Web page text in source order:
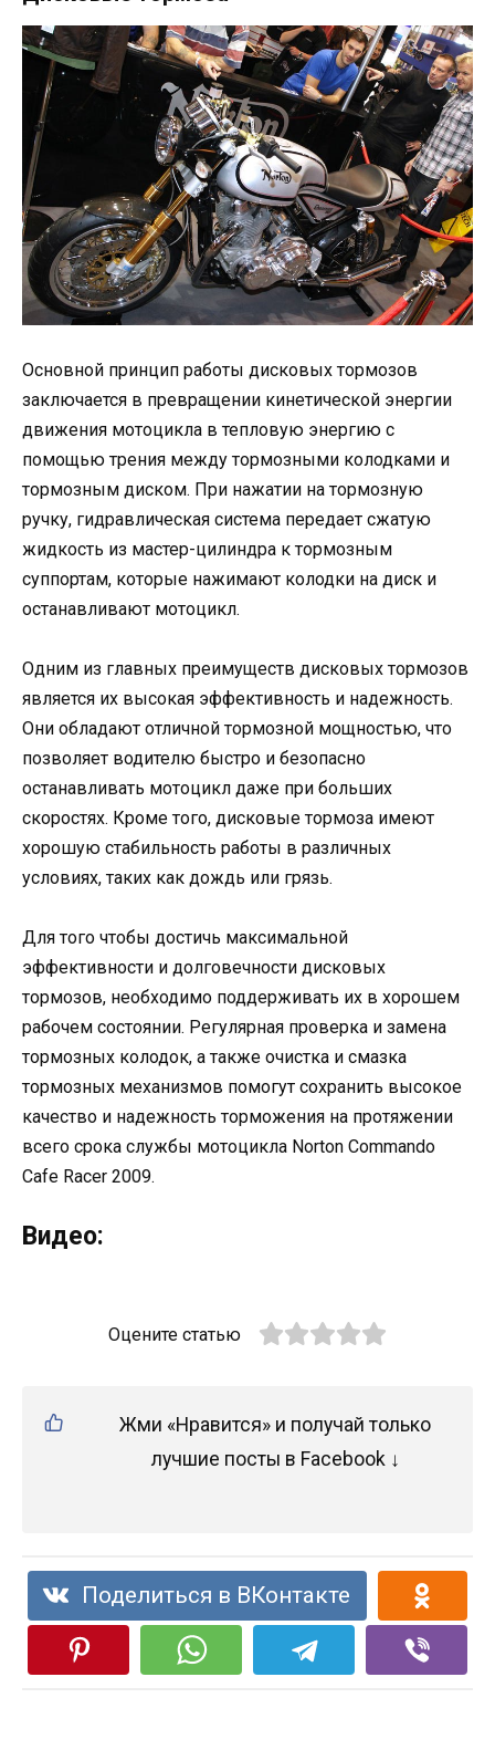
Основной принцип работы дисковых тормозов
заключается в превращении кинетической энергии
движения мотоцикла в тепловую энергию с
помощью трения между тормозными колодками и
тормозным диском. При нажатии на тормозную
ручку, гидравлическая система передает сжатую
жидкость из мастер-цилиндра к тормозным
суппортам, которые нажимают колодки на диск и
останавливают мотоцикл.
Одним из главных преимуществ дисковых тормозов
является их высокая эффективность и надежность.
Они обладают отличной тормозной мощностью, что
позволяет водителю быстро и безопасно
останавливать мотоцикл даже при больших
скоростях. Кроме того, дисковые тормоза имеют
хорошую стабильность работы в различных
условиях, таких как дождь или грязь.
Для того чтобы достичь максимальной
эффективности и долговечности дисковых
тормозов, необходимо поддерживать их в хорошем
рабочем состоянии. Регулярная проверка и замена
тормозных колодок, а также очистка и смазка
тормозных механизмов помогут сохранить высокое
качество и надежность торможения на протяжении
всего срока службы мотоцикла Norton Commando
Cafe Racer 2009.
Видео:
Оцените статью
Жми «Нравится» и получай только
лучшие посты в Facebook ↓
Поделиться в ВКонтакте